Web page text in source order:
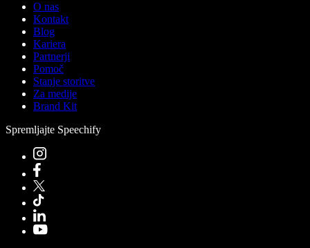
O nas
Kontakt
Blog
Kariera
Partnerji
Pomoč
Stanje storitve
Za medije
Brand Kit
Spremljajte Speechify